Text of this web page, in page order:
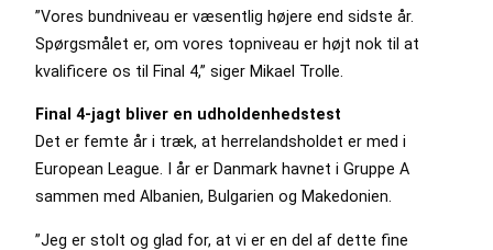
”Vores bundniveau er væsentlig højere end sidste år.
Spørgsmålet er, om vores topniveau er højt nok til at
kvalificere os til Final 4,” siger Mikael Trolle.
Final 4-jagt bliver en udholdenhedstest
Det er femte år i træk, at herrelandsholdet er med i
European League. I år er Danmark havnet i Gruppe A
sammen med Albanien, Bulgarien og Makedonien.
”Jeg er stolt og glad for, at vi er en del af dette fine